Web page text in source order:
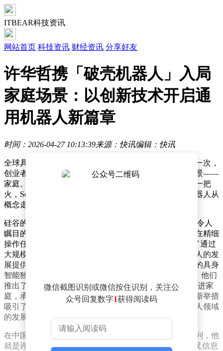
ITBEAR科技资讯
网站首页 科技资讯 财经资讯 分享好友
许华哲携「破壳机器人」入局
家庭场景：以创新技术开启通
用机器人新篇章
时间：2026-04-27 10:13:39来源：快讯编辑：快讯
全球具身智能机器人领域正掀起一股新的创业浪潮，这一次，
创业者的目光齐刷刷地投向了一个充满挑战与机遇的场景——
家庭。近期，行业内一系列突破性进展为这一趋势添了一把
火，Scaling Law的苗头初现，让创业者们看到了家庭机器人从
概念走向现实的曙光。
硅谷的具身智能公司Generalist AI在GEN-1模型上取得了令人
瞩目的成果。当他们为机器人输入海量数据后，机器人在精细
操作任务上的成功率从64%飙升至99%。这一数据验证了通过
大规模数据训练提升机器人性能的可行性，为家庭机器人的发
展提供了重要的技术支撑。与此同时，硅谷另一家当红的具身
智能独角兽公司Sunday Robotics也在积极布局家庭场景。他们
推出了Umi手套数据采集方案，并直接将机器人Memo送进家
庭，承担起收拾餐桌、冲咖啡、叠衣服等家务。这一创新举措
吸引了大量资本的关注和押注，进一步推动了家庭机器人领域
的发展。
在中国，一位熟悉的面孔也加入了家庭机器人创业的行列，他
就是许华哲。作为“伯克利归国四子之一”和清华大学交叉信息
微信截图识别或微信按住识别，关注公
众号回复数字1获得阅读码